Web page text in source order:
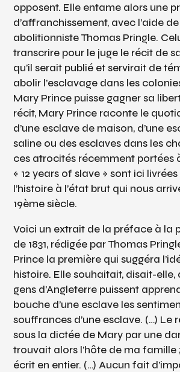
opposent. Elle entame alors une
d’affranchissement, avec l’aide
abolitionniste Thomas Pringle.
transcrire pour le juge le récit de
qu’il serait publié et servirait de
abolir l’esclavage dans les
Mary Prince puisse gagner sa
récit, Mary Prince raconte le
d’une esclave de maison, d’une
saline ou des esclaves dans les
ces atrocités récemment portées
« 12 years of slave » sont ici livrées
l’histoire à l’état brut qui nous
19ème siècle.
Voici un extrait de la préface à la
de 1831, rédigée par Thomas
Prince la première qui suggéra
histoire. Elle souhaitait, disait-elle,
gens d’Angleterre puissent
bouche d’une esclave les
souffrances d’une esclave. (…) Le
sous la dictée de Mary par une
trouvait alors l’hôte de ma famille
écrit en entier. (…) Aucun fait